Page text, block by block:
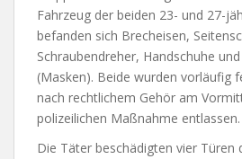
Fahrzeug der beiden 23- und 27-
befanden sich Brecheisen,
Schraubendreher, Handschuhe
(Masken). Beide wurden vorläufig
nach rechtlichem Gehör am
polizeilichen Maßnahme entlassen.
Die Täter beschädigten vier Türen